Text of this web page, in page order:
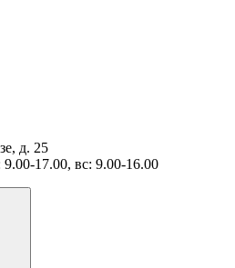
д. 25
17.00, вс: 9.00-16.00